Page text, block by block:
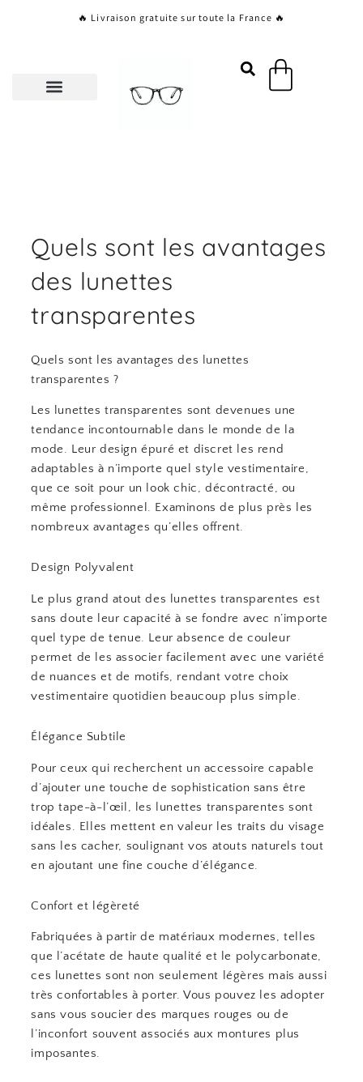
🔥 Livraison gratuite sur toute la France 🔥
Panier
Quels sont les avantages
des lunettes
transparentes
Quels sont les avantages des lunettes
transparentes ?
Les lunettes transparentes sont devenues une
tendance incontournable dans le monde de la
mode. Leur design épuré et discret les rend
adaptables à n’importe quel style vestimentaire,
que ce soit pour un look chic, décontracté, ou
même professionnel. Examinons de plus près les
nombreux avantages qu’elles offrent.
Design Polyvalent
Le plus grand atout des lunettes transparentes est
sans doute leur capacité à se fondre avec n’importe
quel type de tenue. Leur absence de couleur
permet de les associer facilement avec une variété
de nuances et de motifs, rendant votre choix
vestimentaire quotidien beaucoup plus simple.
Élégance Subtile
Pour ceux qui recherchent un accessoire capable
d’ajouter une touche de sophistication sans être
trop tape-à-l’œil, les lunettes transparentes sont
idéales. Elles mettent en valeur les traits du visage
sans les cacher, soulignant vos atouts naturels tout
en ajoutant une fine couche d’élégance.
Confort et légèreté
Fabriquées à partir de matériaux modernes, telles
que l’acétate de haute qualité et le polycarbonate,
ces lunettes sont non seulement légères mais aussi
très confortables à porter. Vous pouvez les adopter
sans vous soucier des marques rouges ou de
l’inconfort souvent associés aux montures plus
imposantes.